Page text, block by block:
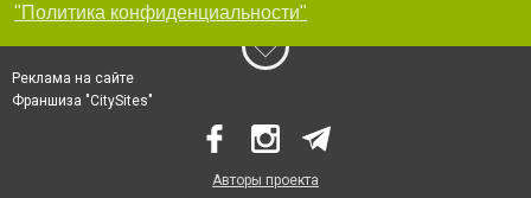
"Политика конфиденциальности"
Реклама на сайте
Франшиза "CitySites"
Авторы проекта